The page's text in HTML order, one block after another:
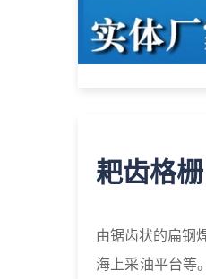
耙齿格栅
由锯齿状的扁钢
海上采油平台等。但其